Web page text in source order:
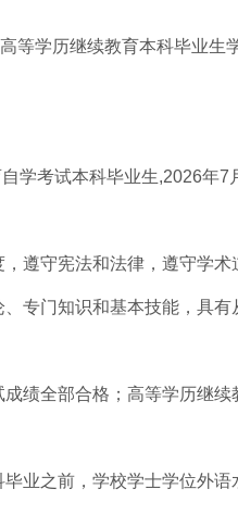
等学历继续教育本科毕业生
学考试本科毕业生,2026年7
遵守宪法和法律，遵守学术
专门知识和基本技能，具
绩全部合格；高等学历继
业之前，学校学士学位外